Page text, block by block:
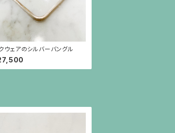
ウェアのシルバーバングル